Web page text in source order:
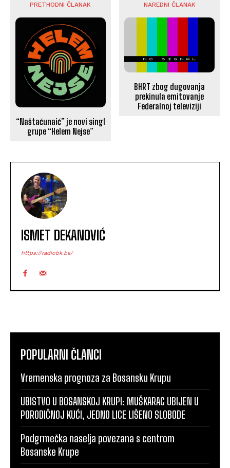
PRETHODNI ČLANAK
“Naštaćunaić” je novi singl
grupe “Helem Nejse”
NAREDNI ČLANAK
BHRT zbog dugovanja
prekinula emitovanje
Federalnoj televiziji
ISMET DEKANOVIĆ
https://radiobk.ba/
POPULARNI ČLANCI
Vremenska prognoza za Bosansku Krupu
UBISTVO U BOSANSKOJ KRUPI: MUŠKARAC UBIJEN U
PORODIČNOJ KUĆI, JEDNO LICE LIŠENO SLOBODE
Podgrmečka naselja povezana s centrom
Bosanske Krupe